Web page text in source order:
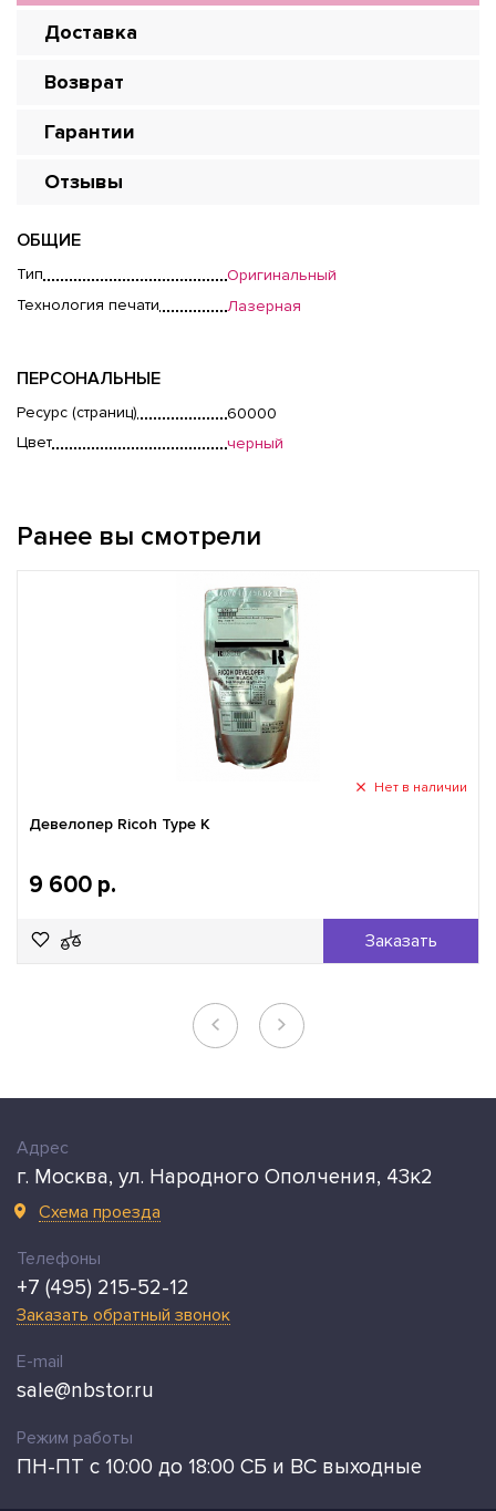
Доставка
Возврат
Гарантии
Отзывы
ОБЩИЕ
Тип
Оригинальный
Технология печати
Лазерная
ПЕРСОНАЛЬНЫЕ
Ресурс (страниц)
60000
Цвет
черный
Ранее вы смотрели
Нет в наличии
Девелопер Ricoh Type K
9 600 р.
Заказать
Адрес
г. Москва, ул. Народного Ополчения, 43к2
Схема проезда
Телефоны
+7 (495) 215-52-12
Заказать обратный звонок
E-mail
sale@nbstor.ru
Режим работы
ПН-ПТ с 10:00 до 18:00 СБ и ВС выходные